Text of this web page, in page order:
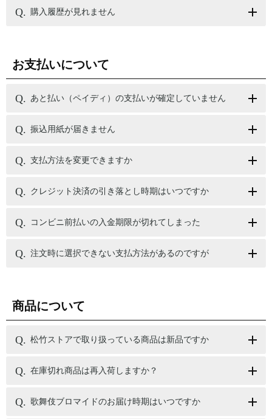
購入履歴が見れません
お支払いについて
あと払い（ペイディ）の支払いが確定していません
振込用紙が届きません
支払方法を変更できますか
クレジット決済の引き落とし時期はいつですか
コンビニ前払いの入金期限が切れてしまった
注文時に選択できない支払方法があるのですが
商品について
松竹ストアで取り扱っている商品は新品ですか
在庫切れ商品は再入荷しますか？
歌舞伎ブロマイドのお届け時期はいつですか